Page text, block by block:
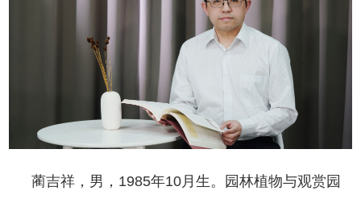
蔺吉祥，男， 1985年10月生。园林植物与观赏园